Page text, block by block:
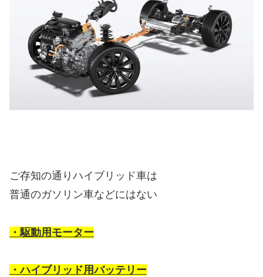
ご存知の通りハイブリッド車は
普通のガソリン車などにはない
・駆動用モーター
・ハイブリッド用バッテリー